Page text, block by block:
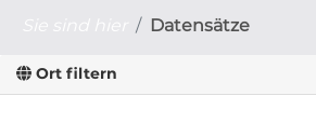
Datensätze
Ort filtern